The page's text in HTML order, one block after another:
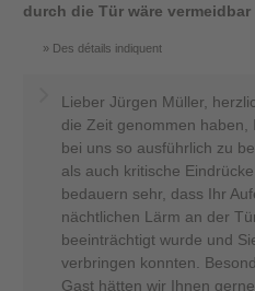
durch die Tür wäre vermeidbar
Des détails indiquent
Lieber Jürgen Müller,
die Zeit genommen
bei uns so ausführlich zu
als auch kritische
bedauern sehr, dass Ihr
nächtlichen Lärm an der
beeinträchtigt wurde und
verbringen konnten.
Gast hätten wir Ihnen